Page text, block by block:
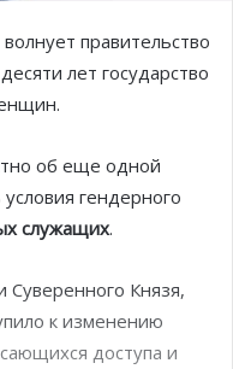
правительство
лет государство
об еще одной
гендерного
служащих.
Суверенного Князя,
к изменению
доступа и